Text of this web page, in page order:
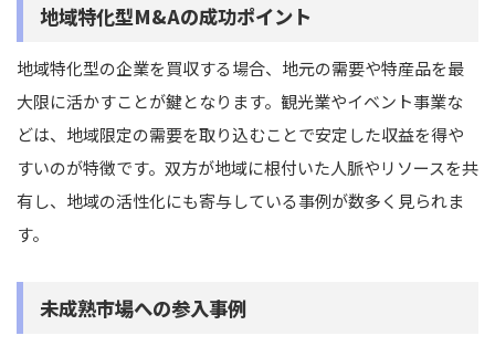
地域特化型M&Aの成功ポイント
地域特化型の企業を買収する場合、地元の需要や特産品を最
大限に活かすことが鍵となります。観光業やイベント事業な
どは、地域限定の需要を取り込むことで安定した収益を得や
すいのが特徴です。双方が地域に根付いた人脈やリソースを共
有し、地域の活性化にも寄与している事例が数多く見られま
す。
未成熟市場への参入事例